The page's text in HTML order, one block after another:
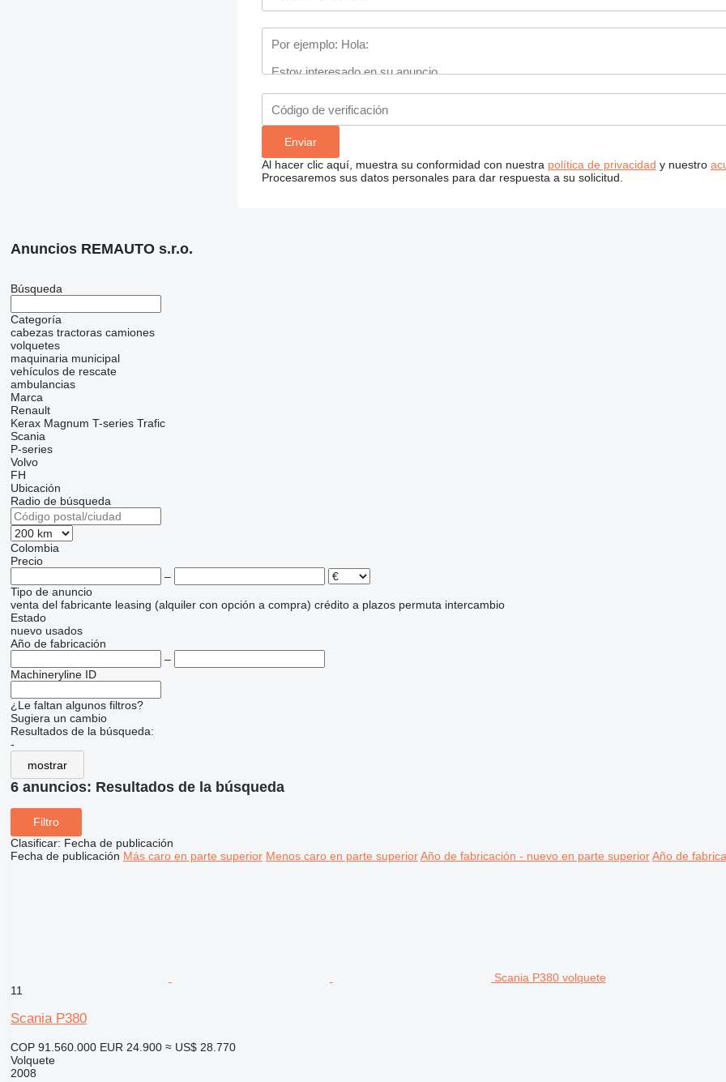
Al hacer clic aquí, muestra su conformidad con nuestra política de privacidad y nuestro
Procesaremos sus datos personales para dar respuesta a su solicitud.
Anuncios REMAUTO s.r.o.
Búsqueda
Categoría
cabezas tractoras camiones
volquetes
maquinaria municipal
vehículos de rescate
ambulancias
Marca
Renault
Kerax Magnum T-series Trafic
Scania
P-series
Volvo
FH
Ubicación
Radio de búsqueda
Colombia
Precio
–
Tipo de anuncio
venta del fabricante leasing (alquiler con opción a compra) crédito a plazos permuta intercambio
Estado
nuevo usados
Año de fabricación
–
Machineryline ID
¿Le faltan algunos filtros?
Sugiera un cambio
Resultados de la búsqueda:
-
mostrar
6 anuncios: Resultados de la búsqueda
Filtro
Clasificar: Fecha de publicación
Fecha de publicación Más caro en parte superior Menos caro en parte superior Año de fabricación - nuevo en parte superior Año de
Scania P380 volquete
11
Scania P380
COP 91.560.000 EUR 24.900 ≈ US$ 28.770
Volquete
2008